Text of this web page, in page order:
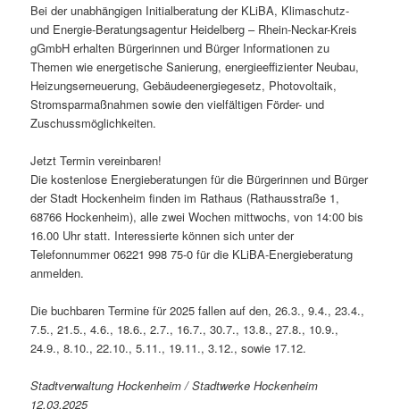
Bei der unabhängigen Initialberatung der KLiBA, Klimaschutz-
und Energie-Beratungsagentur Heidelberg – Rhein-Neckar-Kreis
gGmbH erhalten Bürgerinnen und Bürger Informationen zu
Themen wie energetische Sanierung, energieeffizienter Neubau,
Heizungserneuerung, Gebäudeenergiegesetz, Photovoltaik,
Stromsparmaßnahmen sowie den vielfältigen Förder- und
Zuschussmöglichkeiten.
Jetzt Termin vereinbaren!
Die kostenlose Energieberatungen für die Bürgerinnen und Bürger
der Stadt Hockenheim finden im Rathaus (Rathausstraße 1,
68766 Hockenheim), alle zwei Wochen mittwochs, von 14:00 bis
16.00 Uhr statt. Interessierte können sich unter der
Telefonnummer 06221 998 75-0 für die KLiBA-Energieberatung
anmelden.
Die buchbaren Termine für 2025 fallen auf den, 26.3., 9.4., 23.4.,
7.5., 21.5., 4.6., 18.6., 2.7., 16.7., 30.7., 13.8., 27.8., 10.9.,
24.9., 8.10., 22.10., 5.11., 19.11., 3.12., sowie 17.12.
Stadtverwaltung Hockenheim / Stadtwerke Hockenheim
12.03.2025